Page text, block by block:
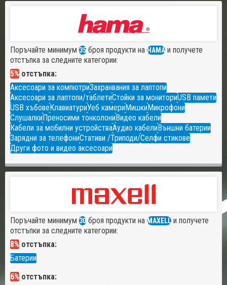
Поръчайте минимум 35 броя продукти на HAMA и получете
отстъпка за следните категории:
5% отстъпка:
Аксесоари за компютриЗахранвания за лаптопи
Аксесоари за лаптопи/таблетиСтойки за мониториUSB памети
USB хъбовеКлавиатуриУеб камериМишкиМикрофони
СлушалкиПреносими тонколониВидео кабели
Кабели за мобилни устройстваАудио кабелиВъншни батерии
Зарядни за телефониСтативи /Триподи/Селфи стикове
Други фото и видео аксесоари
Поръчайте минимум 30 броя продукти на MAXELL и получете
отстъпки за следните категории:
8% отстъпка:
Батерии
6% отстъпка: